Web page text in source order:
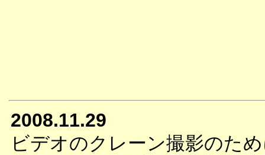
2008.11.29
ビデオのクレーン撮影のた